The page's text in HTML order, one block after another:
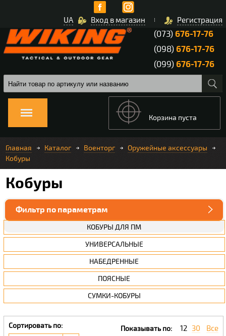
Вход в магазин Регистрация
UA
(073)676-17-76
(098)676-17-76
(099)676-17-76
Корзина пуста
Главная Каталог Военторг
Оружейные аксессуары
Кобуры
Кобуры
Фильтр по параметрам
КОБУРЫ ДЛЯ ПМ
УНИВЕРСАЛЬНЫЕ
НАБЕДРЕННЫЕ
ПОЯСНЫЕ
СУМКИ-КОБУРЫ
Сортировать по:
Показывать по: 12 30 Все